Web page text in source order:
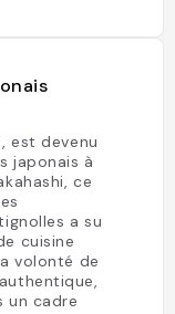
est devenu
japonais à
ce
a su
cuisine
volonté de
un cadre